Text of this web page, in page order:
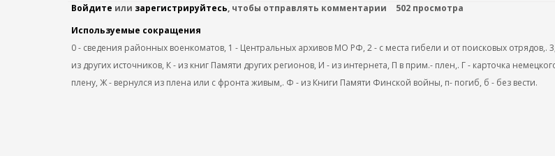
Войдите или зарегистрируйтесь, чтобы отправлять комментарии
502 просмотра
Используемые сокращения
0 - сведения районных военкоматов, 1 - Центральных архивов МО РФ, 2 - с места гибели и от поисковых отрядов,.
из других источников, К - из книг Памяти других регионов, И - из интернета, П в прим.- плен,. Г - карточка
плену, Ж - вернулся из плена или с фронта живым,. Ф - из Книги Памяти Финской войны, п- погиб, б - без вести.